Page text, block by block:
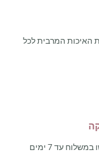
האיכות המרבית לכל
אנו מקבלים החזרות עבור מוצרים שנרכשו במשלוח עד 7 ימים